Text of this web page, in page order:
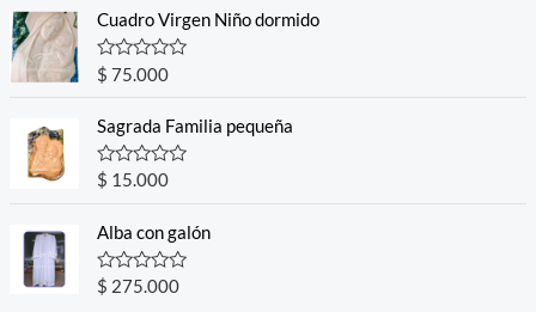
o
f
5
e
0
o
u
o
f
5
Cuadro Virgen Niño dormido
R
a
e
0
o
u
o
f
5
$ 75.000
Sagrada Familia pequeña
R
a
e
d
0
o
u
$ 15.000
Alba con galón
R
a
$ 275.000